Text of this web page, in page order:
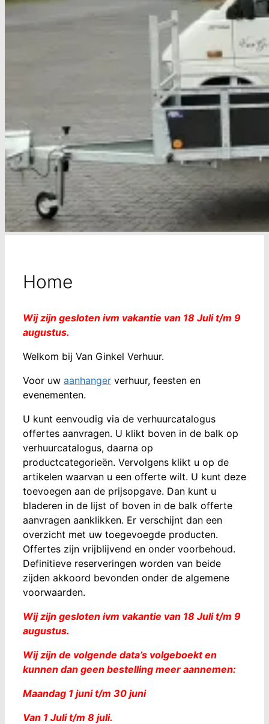
Home
Wij zijn gesloten ivm vakantie van 18 Juli t/m 9
augustus.
Welkom bij Van Ginkel Verhuur.
Voor uw aanhanger verhuur, feesten en
evenementen.
U kunt eenvoudig via de verhuurcatalogus
offertes aanvragen. U klikt boven in de balk op
verhuurcatalogus, daarna op
productcategorieën. Vervolgens klikt u op de
artikelen waarvan u een offerte wilt. U kunt deze
toevoegen aan de prijsopgave. Dan kunt u
bladeren in de lijst of boven in de balk offerte
aanvragen aanklikken. Er verschijnt dan een
overzicht met uw toegevoegde producten.
Offertes zijn vrijblijvend en onder voorbehoud.
Definitieve reserveringen worden van beide
zijden akkoord bevonden onder de algemene
voorwaarden.
Wij zijn gesloten ivm vakantie van 18 Juli t/m 9
augustus.
Wij zijn de volgende data’s volgeboekt en
kunnen dan geen bestelling meer aannemen:
Maandag 1 junit/m 30 juni
Van 1 Juli t/m 8 juli.